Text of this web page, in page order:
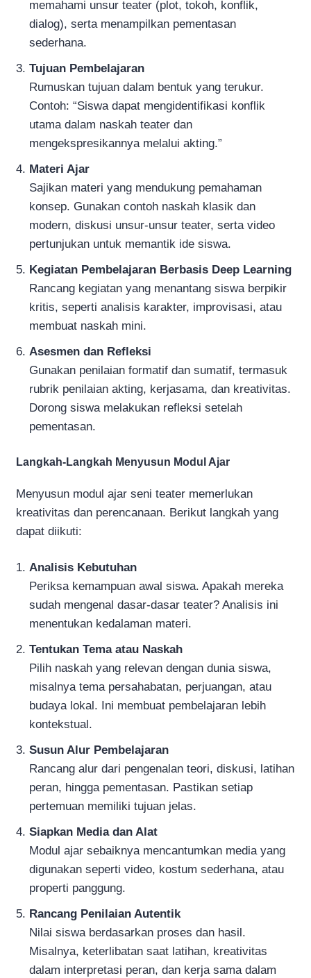
memahami unsur teater (plot, tokoh, konflik,
dialog), serta menampilkan pementasan
sederhana.
Tujuan Pembelajaran
Rumuskan tujuan dalam bentuk yang terukur.
Contoh: “Siswa dapat mengidentifikasi konflik
utama dalam naskah teater dan
mengekspresikannya melalui akting.”
Materi Ajar
Sajikan materi yang mendukung pemahaman
konsep. Gunakan contoh naskah klasik dan
modern, diskusi unsur-unsur teater, serta video
pertunjukan untuk memantik ide siswa.
Kegiatan Pembelajaran Berbasis Deep Learning
Rancang kegiatan yang menantang siswa berpikir
kritis, seperti analisis karakter, improvisasi, atau
membuat naskah mini.
Asesmen dan Refleksi
Gunakan penilaian formatif dan sumatif, termasuk
rubrik penilaian akting, kerjasama, dan kreativitas.
Dorong siswa melakukan refleksi setelah
pementasan.
Langkah-Langkah Menyusun Modul Ajar
Menyusun modul ajar seni teater memerlukan
kreativitas dan perencanaan. Berikut langkah yang
dapat diikuti:
Analisis Kebutuhan
Periksa kemampuan awal siswa. Apakah mereka
sudah mengenal dasar-dasar teater? Analisis ini
menentukan kedalaman materi.
Tentukan Tema atau Naskah
Pilih naskah yang relevan dengan dunia siswa,
misalnya tema persahabatan, perjuangan, atau
budaya lokal. Ini membuat pembelajaran lebih
kontekstual.
Susun Alur Pembelajaran
Rancang alur dari pengenalan teori, diskusi, latihan
peran, hingga pementasan. Pastikan setiap
pertemuan memiliki tujuan jelas.
Siapkan Media dan Alat
Modul ajar sebaiknya mencantumkan media yang
digunakan seperti video, kostum sederhana, atau
properti panggung.
Rancang Penilaian Autentik
Nilai siswa berdasarkan proses dan hasil.
Misalnya, keterlibatan saat latihan, kreativitas
dalam interpretasi peran, dan kerja sama dalam